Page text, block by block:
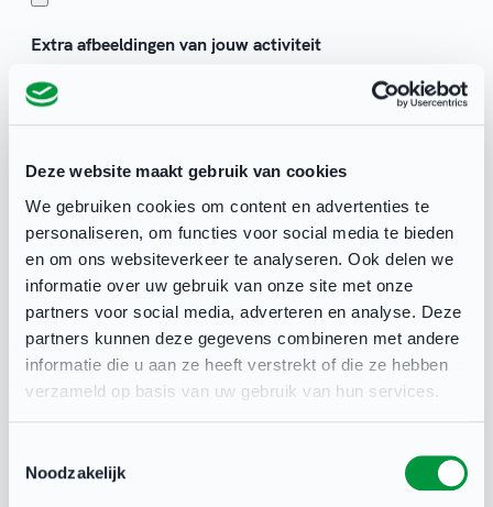
Deze website maakt gebruik van cookies
We gebruiken cookies om content en advertenties te
personaliseren, om functies voor social media te bieden
en om ons websiteverkeer te analyseren. Ook delen we
informatie over uw gebruik van onze site met onze
partners voor social media, adverteren en analyse. Deze
partners kunnen deze gegevens combineren met andere
informatie die u aan ze heeft verstrekt of die ze hebben
verzameld op basis van uw gebruik van hun services.
Noodzakelijk
Extra afbeeldingen van jouw activiteit
(Optioneel) Deze foto’s worden onderaan de
detailpagina van jouw activiteit geplaatst. Gebruik
van 2mb. De ideale afmeting voor de afbeelding is
Inschrijvingen
Maximum aantal deelnemers*
Je kunt dan beslissen of je de activiteit (handmatig)